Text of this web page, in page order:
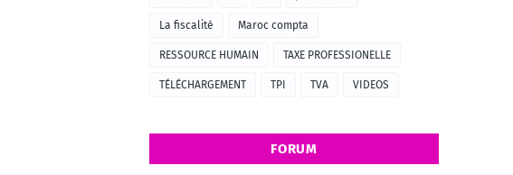
La fiscalité Maroc compta
RESSOURCE HUMAIN TAXE PROFESSIONELLE
TÉLÉCHARGEMENT TPI TVA VIDEOS
FORUM